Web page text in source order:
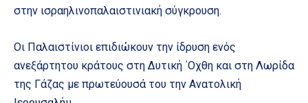
στην ισραηλινοπαλαιστινιακή σύγκρουση.
Οι Παλαιστίνιοι επιδιώκουν την ίδρυση ενός
ανεξάρτητου κράτους στη Δυτική ΄Οχθη και στη Λωρίδα
της Γάζας με πρωτεύουσά του την Ανατολική